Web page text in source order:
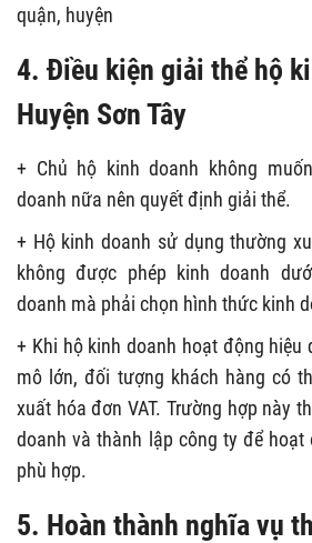
quận, huyện
4. Điều kiện giải thể hộ
Huyện Sơn Tây
+ Chủ hộ kinh doanh không
doanh nữa nên quyết định giải thể.
+ Hộ kinh doanh sử dụng thường
không được phép kinh doanh
doanh mà phải chọn hình thức kinh
+ Khi hộ kinh doanh hoạt động hiệu
mô lớn, đối tượng khách hàng có
xuất hóa đơn VAT. Trường hợp này
doanh và thành lập công ty để
phù hợp.
5. Hoàn thành nghĩa vụ